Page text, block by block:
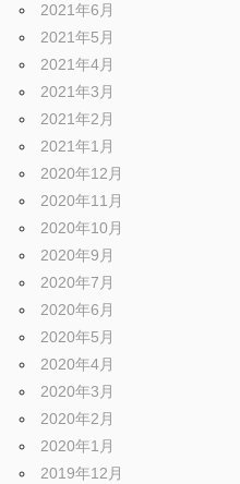
2021年6月
2021年5月
2021年4月
2021年3月
2021年2月
2021年1月
2020年12月
2020年11月
2020年10月
2020年9月
2020年7月
2020年6月
2020年5月
2020年4月
2020年3月
2020年2月
2020年1月
2019年12月